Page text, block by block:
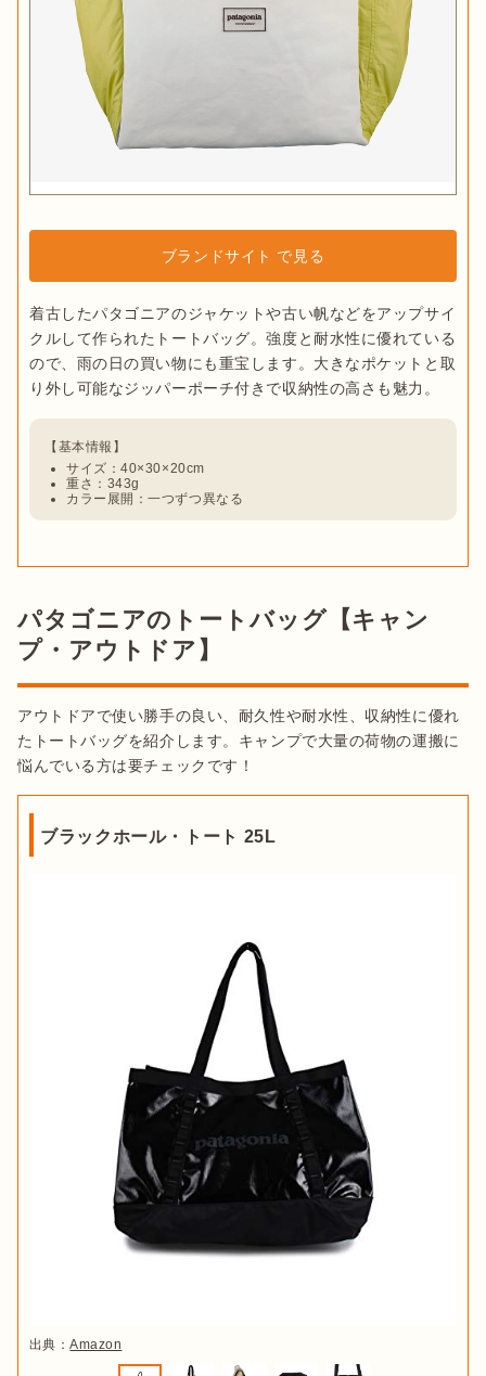
ブランドサイト で見る
着古したパタゴニアのジャケットや古い帆などをアップサイ
クルして作られたトートバッグ。強度と耐水性に優れている
ので、雨の日の買い物にも重宝します。大きなポケットと取
サイズ：40×30×20cm
重さ：343g
カラー展開：一つずつ異なる
パタゴニアのトートバッグ【キャン
プ・アウトドア】
アウトドアで使い勝手の良い、耐久性や耐水性、収納性に優れ
たトートバッグを紹介します。キャンプで大量の荷物の運搬に
悩んでいる方は要チェックです！
ブラックホール・トート 25L
出典：Amazon